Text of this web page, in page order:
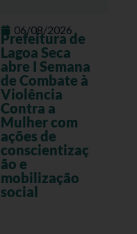
06/08/2026
Prefeitura de
Lagoa Seca
abre I Semana
de Combate à
Violência
Contra a
Mulher com
ações de
conscientizaç
ão e
mobilização
social